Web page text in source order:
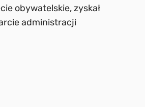
obywatelskie, zyskał
administracji